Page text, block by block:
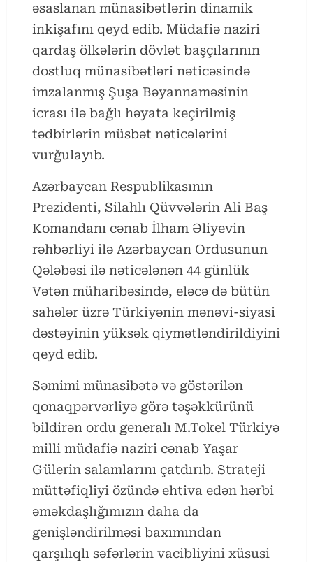
əsaslanan münasibətlərin dinamik
inkişafını qeyd edib. Müdafiə naziri
qardaş ölkələrin dövlət başçılarının
dostluq münasibətləri nəticəsində
imzalanmış Şuşa Bəyannaməsinin
icrası ilə bağlı həyata keçirilmiş
tədbirlərin müsbət nəticələrini
vurğulayıb.
Azərbaycan Respublikasının
Prezidenti, Silahlı Qüvvələrin Ali Baş
Komandanı cənab İlham Əliyevin
rəhbərliyi ilə Azərbaycan Ordusunun
Qələbəsi ilə nəticələnən 44 günlük
Vətən müharibəsində, eləcə də bütün
sahələr üzrə Türkiyənin mənəvi-siyasi
dəstəyinin yüksək qiymətləndirildiyini
qeyd edib.
Səmimi münasibətə və göstərilən
qonaqpərvərliyə görə təşəkkürünü
bildirən ordu generalı M.Tokel Türkiyə
milli müdafiə naziri cənab Yaşar
Gülerin salamlarını çatdırıb. Strateji
müttəfiqliyi özündə ehtiva edən hərbi
əməkdaşlığımızın daha da
genişləndirilməsi baxımından
qarşılıqlı səfərlərin vacibliyini xüsusi